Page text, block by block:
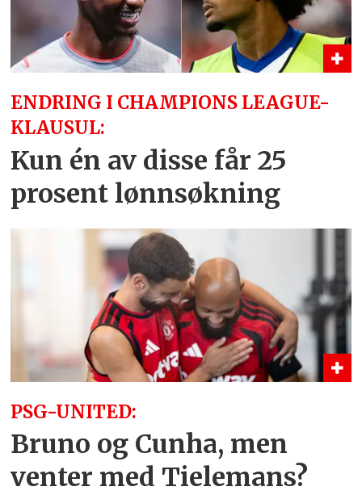
ENDRING I CHAMPIONS LEAGUE-
KLAUSUL:
Kun én av disse får 25
prosent lønnsøkning
PSG-UNITED:
Bruno og Cunha, men
venter med Tielemans?